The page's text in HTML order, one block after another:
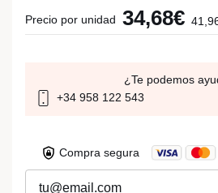
Precio por unidad 34,68€
¿Te podemos
+34 958 122 543
Compra segura